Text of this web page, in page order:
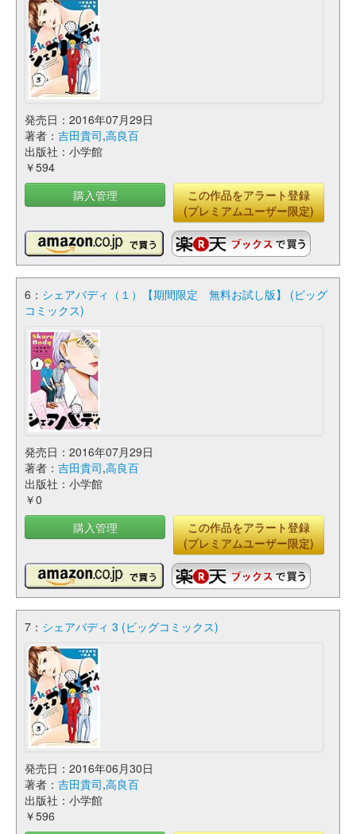
発売日：2016年07月29日
著者： 吉田貴司,高良百
出版社：小学館
￥594
購入管理
この作品をアラート登録
(プレミアムユーザー限定)
6： シェアバディ（１）【期間限定 無料お試し版】 (ビッグ
コミックス)
発売日：2016年07月29日
著者： 吉田貴司,高良百
出版社：小学館
￥0
購入管理
この作品をアラート登録
(プレミアムユーザー限定)
7： シェアバディ 3 (ビッグコミックス)
発売日：2016年06月30日
著者： 吉田貴司,高良百
出版社：小学館
￥596